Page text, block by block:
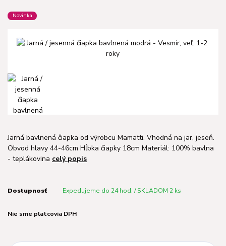
Novinka
Jarná bavlnená čiapka od výrobcu Mamatti. Vhodná na jar, jeseň.
Obvod hlavy 44-46cm Hĺbka čiapky 18cm Materiál: 100% bavlna
- teplákovina celý popis
Dostupnosť Expedujeme do 24 hod. / SKLADOM 2 ks
Nie sme platcovia DPH